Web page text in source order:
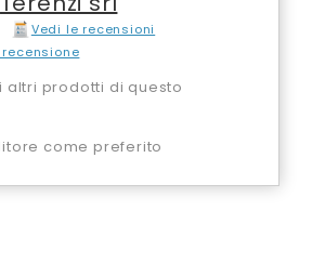
Vedi le recensioni
altri prodotti di questo
come preferito